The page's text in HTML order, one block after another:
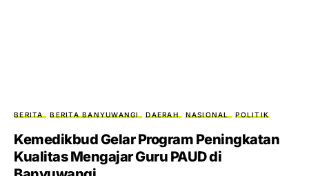
BERITA BERITA BANYUWANGI DAERAH NASIONAL POLITIK
Kemedikbud Gelar Program Peningkatan
Kualitas Mengajar Guru PAUD di